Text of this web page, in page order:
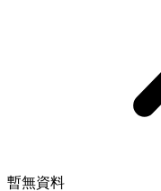
暫無資料